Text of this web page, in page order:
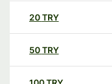
20TRY
50TRY